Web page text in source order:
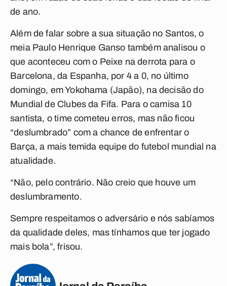
de ano.
Além de falar sobre a sua situação no Santos, o
meia Paulo Henrique Ganso também analisou o
que aconteceu com o Peixe na derrota para o
Barcelona, da Espanha, por 4 a 0, no último
domingo, em Yokohama (Japão), na decisão do
Mundial de Clubes da Fifa. Para o camisa 10
santista, o time cometeu erros, mas não ficou
“deslumbrado” com a chance de enfrentar o
Barça, a mais temida equipe do futebol mundial na
atualidade.
“Não, pelo contrário. Não creio que houve um
deslumbramento.
Sempre respeitamos o adversário e nós sabíamos
da qualidade deles, mas tínhamos que ter jogado
mais bola”, frisou.